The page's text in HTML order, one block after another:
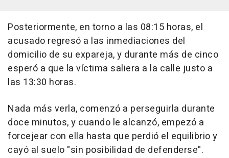
Posteriormente, en torno a las 08:15 horas, el
acusado regresó a las inmediaciones del
domicilio de su expareja, y durante más de cinco
esperó a que la víctima saliera a la calle justo a
las 13:30 horas.
Nada más verla, comenzó a perseguirla durante
doce minutos, y cuando le alcanzó, empezó a
forcejear con ella hasta que perdió el equilibrio y
cayó al suelo "sin posibilidad de defenderse".